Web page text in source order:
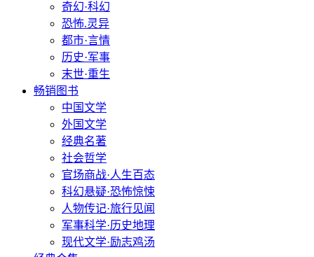
奇幻·科幻
恐怖.灵异
都市·言情
历史·军事
末世·重生
畅销图书
中国文学
外国文学
经典名著
社会哲学
官场商战·人生百态
科幻悬疑·恐怖惊悚
人物传记·旅行见闻
军事科学·历史地理
现代文学·励志鸡汤